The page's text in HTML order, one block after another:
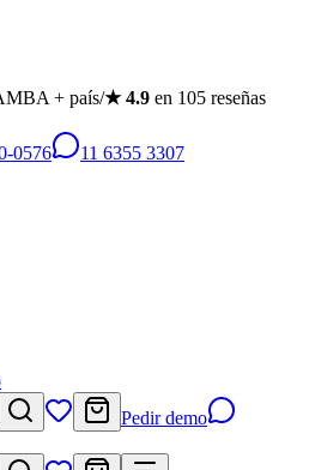
+ país/★4.9 en 105 reseñas
0576 11 6355 3307
Pedir demo